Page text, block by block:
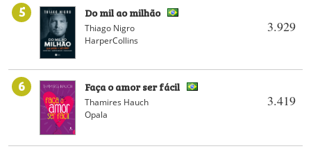
5
3.929
Do mil ao milhão
Thiago Nigro
HarperCollins
6
3.419
Faça o amor ser fácil
Thamires Hauch
Opala